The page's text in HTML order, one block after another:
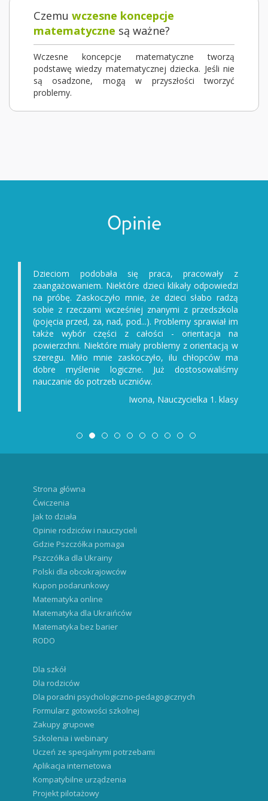
Czemu wczesne koncepcje
matematyczne są ważne?
Wczesne koncepcje matematyczne tworzą
podstawę wiedzy matematycznej dziecka. Jeśli nie
są osadzone, mogą w przyszłości tworzyć
problemy.
Opinie
Dzieciom podobała się praca, pracowały z
zaangażowaniem. Niektóre dzieci klikały odpowiedzi
na próbę. Zaskoczyło mnie, że dzieci słabo radzą
sobie z rzeczami wcześniej znanymi z przedszkola
(pojęcia przed, za, nad, pod...). Problemy sprawiał im
także wybór części z całości - orientacja na
powierzchni. Niektóre miały problemy z orientacją w
szeregu. Miło mnie zaskoczyło, ilu chłopców ma
dobre myślenie logiczne. Już dostosowaliśmy
nauczanie do potrzeb uczniów.
Iwona, Nauczycielka 1. klasy
Strona główna
Ćwiczenia
Jak to działa
Opinie rodziców i nauczycieli
Gdzie Pszczółka pomaga
Pszczółka dla Ukrainy
Polski dla obcokrajowców
Kupon podarunkowy
Matematyka online
Matematyka dla Ukraińców
Matematyka bez barier
RODO
Dla szkół
Dla rodziców
Dla poradni psychologiczno-pedagogicznych
Formularz gotowości szkolnej
Zakupy grupowe
Szkolenia i webinary
Uczeń ze specjalnymi potrzebami
Aplikacja internetowa
Kompatybilne urządzenia
Projekt pilotażowy